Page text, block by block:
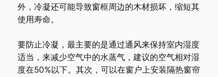
外，冷凝还可能导致窗框周边的木材损坏，缩短其
使用寿命。
要防止冷凝，最主要的是通过通风来保持室内湿度
适当，来减少空气中的水蒸气，建议的空气相对湿
度在50%以下。其次，可以在窗户上安装隔热窗帘